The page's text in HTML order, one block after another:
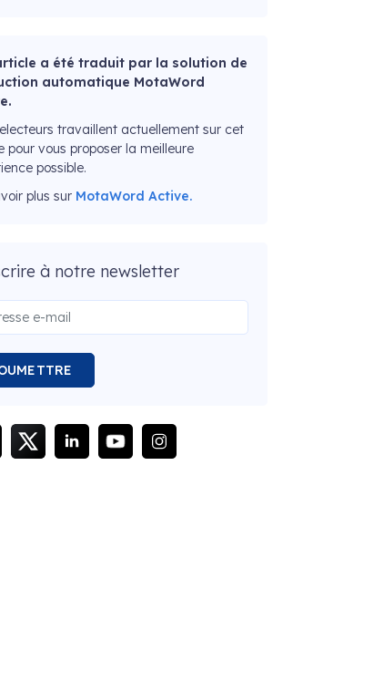
a été traduit par la solution de
automatique MotaWord
travaillent actuellement sur cet
pour vous proposer la meilleure
possible.
plus sur MotaWord Active.
à notre newsletter